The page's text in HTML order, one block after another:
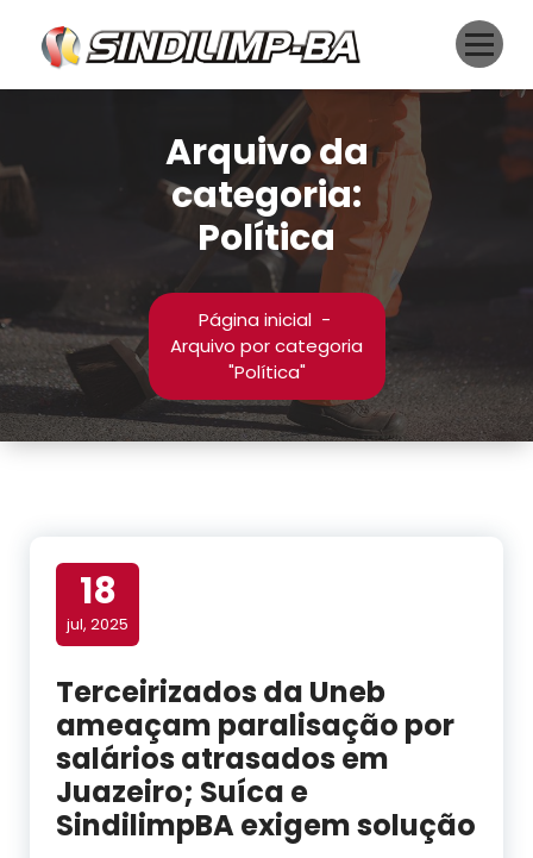
conteúdo
Arquivo da
categoria:
Política
Página inicial-
Arquivo por categoria
"Política"
18
jul, 2025
Terceirizados da Uneb
ameaçam paralisação por
salários atrasados em
Juazeiro; Suíca e
SindilimpBA exigem solução